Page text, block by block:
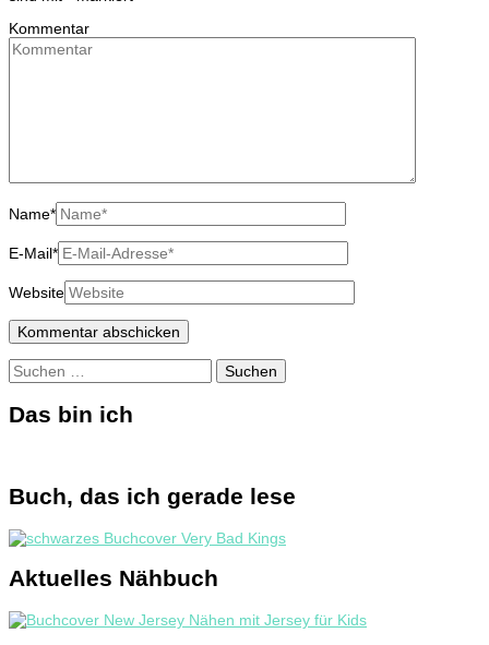
Kommentar
Name*
E-Mail*
Website
Suchen
nach:
Das bin ich
Buch, das ich gerade lese
Aktuelles Nähbuch